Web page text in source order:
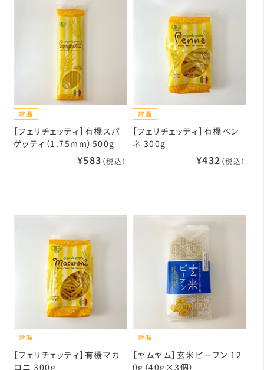
［フェリチェッティ］有機スパ
ゲッティ（1.75mm）500g
¥583 （税込）
［フェリチェッティ］有機ペン
ネ 300g
¥432 （税込）
［フェリチェッティ］有機マカ
ロニ 300g
［ヤムヤム］玄米ビーフン 12
0g（40g×3個）